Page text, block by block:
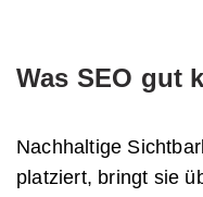
Was SEO gut
Nachhaltige
platziert, bringt sie